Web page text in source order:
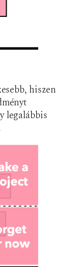
hiszen
legalábbis